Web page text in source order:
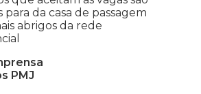
para da casa de passagem
abrigos da rede
PMJ